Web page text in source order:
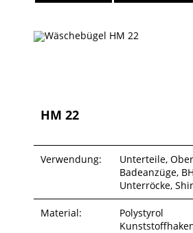
HM 22
Verwendung:
Unterteile,
Badeanzüge,
Unterröcke,
Material:
Polystyrol